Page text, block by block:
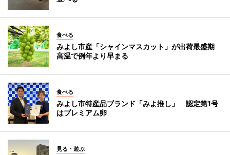
食べる
みよし市産「シャインマスカット」が出荷最盛期
高温で例年より早まる
食べる
みよし市特産品ブランド「みよ推し」 認定第1号
はプレミアム卵
見る・遊ぶ